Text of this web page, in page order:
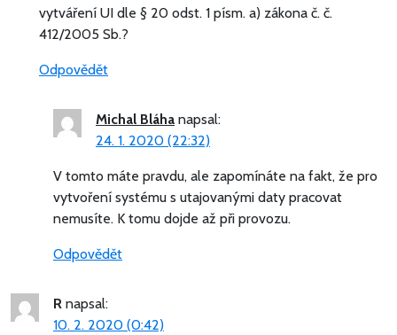
vytváření UI dle § 20 odst. 1 písm. a) zákona č. č.
412/2005 Sb.?
Odpovědět
Michal Bláha napsal:
24. 1. 2020 (22:32)
V tomto máte pravdu, ale zapomínáte na fakt, že pro
vytvoření systému s utajovanými daty pracovat
nemusíte. K tomu dojde až při provozu.
Odpovědět
R napsal:
10. 2. 2020 (0:42)